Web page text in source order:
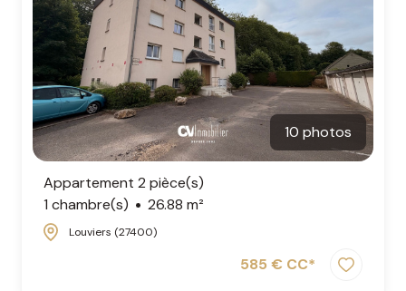
10 photos
Appartement 2 pièce(s)
1 chambre(s)
26.88 m²
Louviers (27400)
585 € CC*